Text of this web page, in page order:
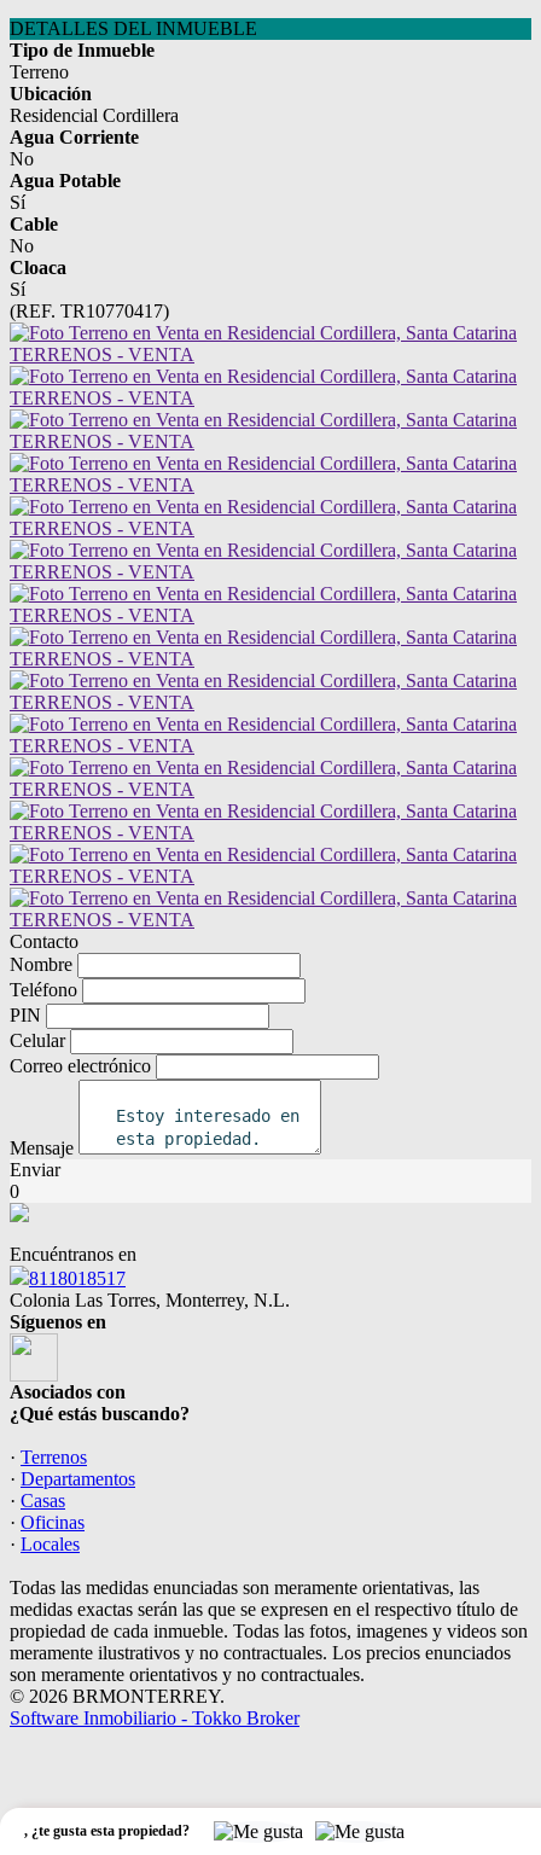
, ¿te gusta esta propiedad?
DETALLES DEL INMUEBLE
Tipo de Inmueble
Terreno
Ubicación
Residencial Cordillera
Agua Corriente
No
Agua Potable
Sí
Cable
No
Cloaca
Sí
(REF. TR10770417)
Contacto
Nombre
Teléfono
PIN
Celular
Correo electrónico
Mensaje
Enviar
0
Encuéntranos en
8118018517
Colonia Las Torres, Monterrey, N.L.
Síguenos en
Asociados con
¿Qué estás buscando?
· Terrenos
· Departamentos
· Casas
· Oficinas
· Locales
Todas las medidas enunciadas son meramente orientativas, las
medidas exactas serán las que se expresen en el respectivo título de
propiedad de cada inmueble. Todas las fotos, imagenes y videos son
meramente ilustrativos y no contractuales. Los precios enunciados
son meramente orientativos y no contractuales.
© 2026 BRMONTERREY.
Software Inmobiliario - Tokko Broker